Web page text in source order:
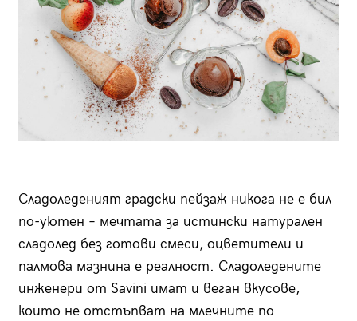
Сладоледеният градски пейзаж никога не е бил
по-уютен – мечтата за истински натурален
сладолед без готови смеси, оцветители и
палмова мазнина е реалност. Сладоледените
инженери от Savini имат и веган вкусове,
които не отстъпват на млечните по